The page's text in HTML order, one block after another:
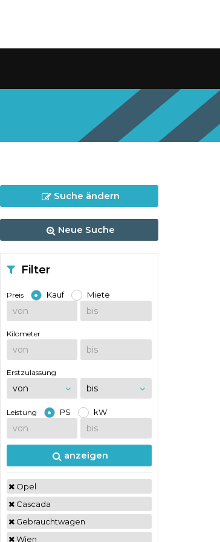
Suche ändern
Neue Suche
Filter
Preis Kauf Miete
Kilometer
Erstzulassung
Leistung PS kW
anzeigen
Opel
Cascada
Gebrauchtwagen
Wien